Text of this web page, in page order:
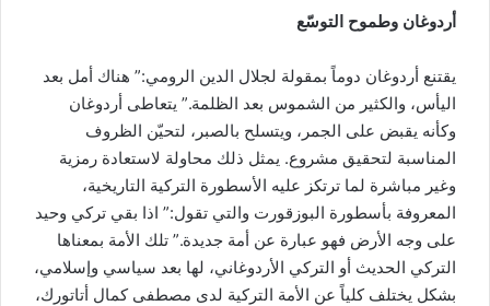
أردوغان وطموح التوسّع
يقتنع أردوغان دوماً بمقولة لجلال الدين الرومي:” هناك أمل بعد
اليأس، والكثير من الشموس بعد الظلمة.” يتعاطى أردوغان
وكأنه يقبض على الجمر، ويتسلح بالصبر، لتحيّن الظروف
المناسبة لتحقيق مشروع. يمثل ذلك محاولة لاستعادة رمزية
وغير مباشرة لما ترتكز عليه الأسطورة التركية التاريخية،
المعروفة بأسطورة البوزقورت والتي تقول:” اذا بقي تركي وحيد
على وجه الأرض فهو عبارة عن أمة جديدة.” تلك الأمة بمعناها
التركي الحديث أو التركي الأردوغاني، لها بعد سياسي وإسلامي،
بشكل يختلف كلياً عن الأمة التركية لدى مصطفى كمال أتاتورك،